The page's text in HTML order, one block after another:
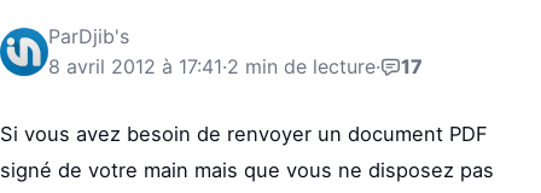
ParDjib's
8 avril 2012 à 17:41·2 min de lecture· 17
Si vous avez besoin de renvoyer un document PDF
signé de votre main mais que vous ne disposez pas